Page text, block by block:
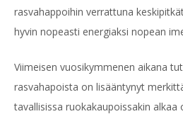
rasvahappoihin verrattuna
hyvin nopeasti energiaksi nopean
Viimeisen vuosikymmenen aikana
rasvahapoista on lisääntynyt
tavallisissa ruokakaupoissakin alkaa